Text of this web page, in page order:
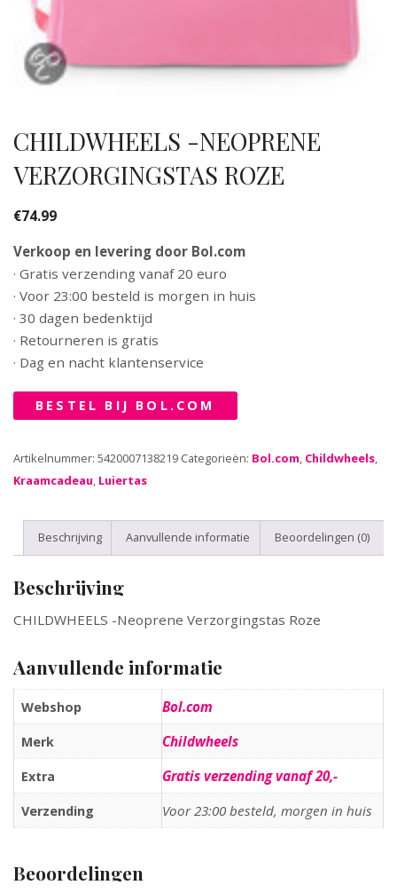
CHILDWHEELS -NEOPRENE
VERZORGINGSTAS ROZE
€74.99
Verkoop en levering door Bol.com
· Gratis verzending vanaf 20 euro
· Voor 23:00 besteld is morgen in huis
· 30 dagen bedenktijd
· Retourneren is gratis
· Dag en nacht klantenservice
BESTEL BIJ BOL.COM
Artikelnummer: 5420007138219 Categorieën: Bol.com, Childwheels,
Kraamcadeau, Luiertas
Beschrijving Aanvullende informatie Beoordelingen (0)
Beschrijving
CHILDWHEELS -Neoprene Verzorgingstas Roze
Aanvullende informatie
Webshop Bol.com
Merk Childwheels
Extra Gratis verzending vanaf 20,-
Verzending Voor 23:00 besteld, morgen in huis
Beoordelingen